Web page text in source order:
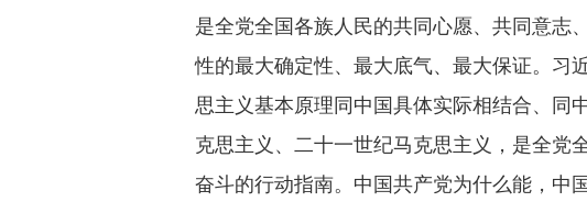
是全党全国各族人民的共同心愿、共同意志
性的最大确定性、最大底气、最大保证。习
思主义基本原理同中国具体实际相结合、同
克思主义、二十一世纪马克思主义，是全党
奋斗的行动指南。中国共产党为什么能，中